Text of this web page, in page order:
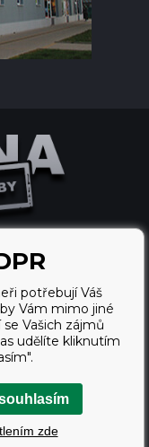
potřebují Váš
Vám mimo jiné
Vašich zájmů
udělíte kliknutím
zde